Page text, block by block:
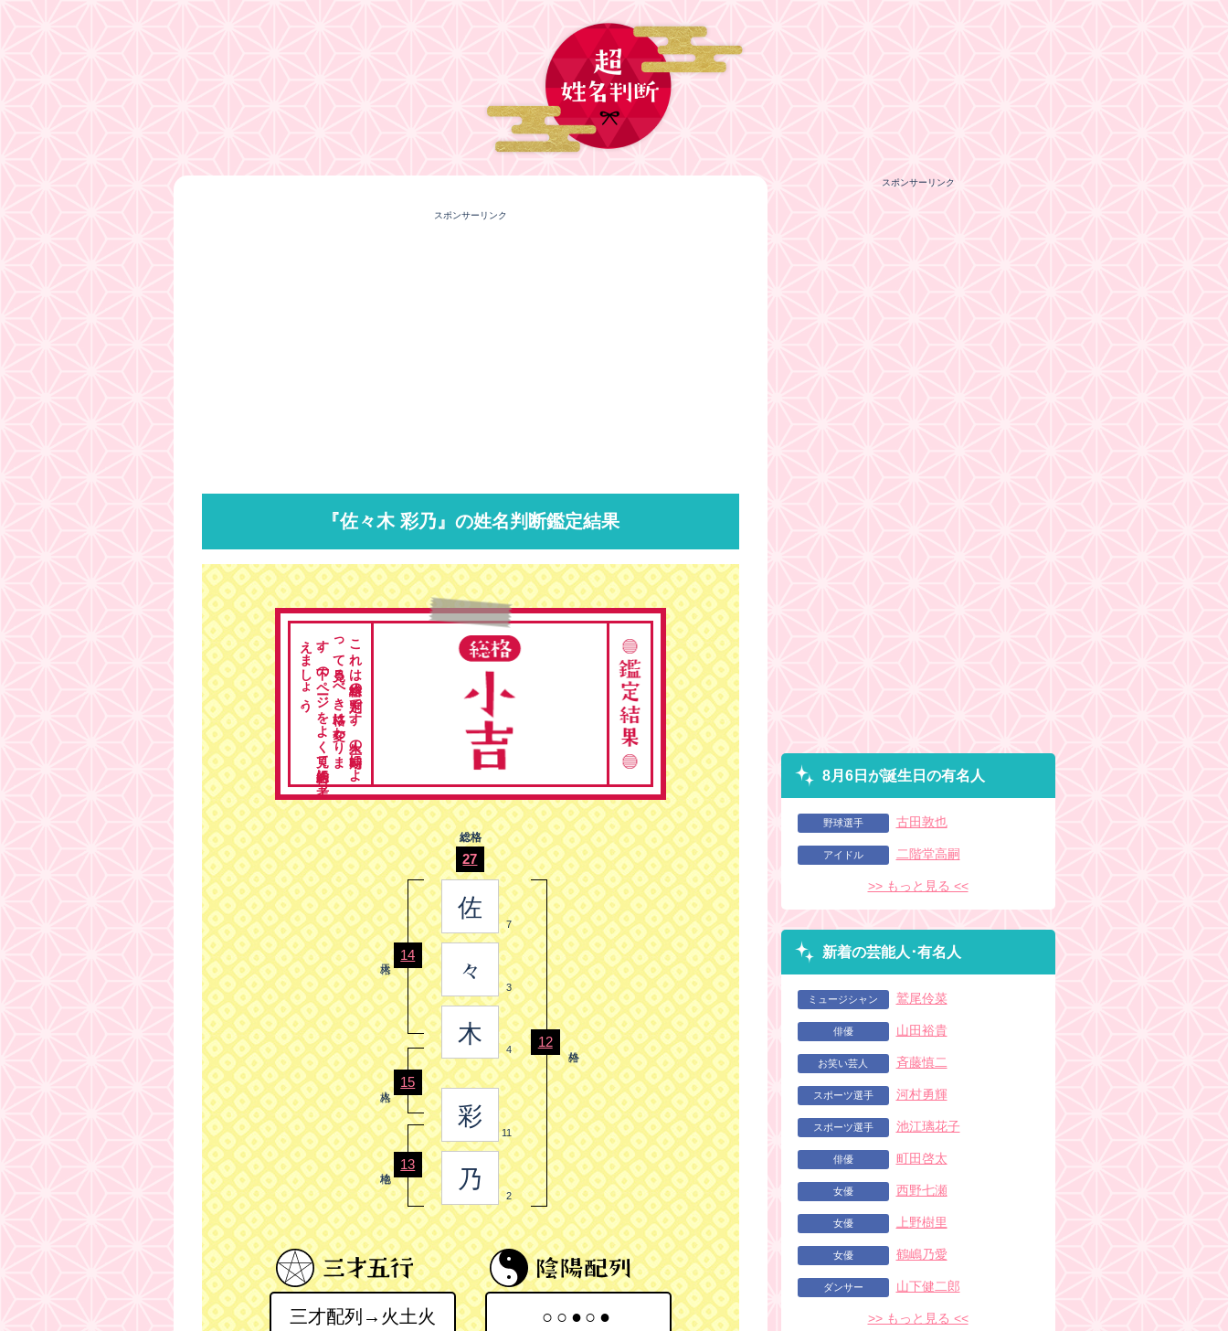
スポンサーリンク
『佐々木 彩乃』の姓名判断鑑定結果
こ
れ
は
総格の
判定で
す
。
人生の
時期に
よ
っ
て
見る
べ
き
格は
変わ
り
ま
す
。
下の
ペ
ージ
を
よ
く
見て
総合的に
考
え
ま
し
ょ
う
。
総格
27
佐
7
々
3
木
4
14
15
彩
11
乃
2
13
12
三才配列→火土火 ○○●○●
スポンサーリンク
8月6日が誕生日の有名人
野球選手 古田敦也
アイドル 二階堂高嗣
>> もっと見る <<
新着の芸能人･有名人
ミュージシャン 鷲尾伶菜
俳優 山田裕貴
お笑い芸人 斉藤慎二
スポーツ選手 河村勇輝
スポーツ選手 池江璃花子
俳優 町田啓太
女優 西野七瀬
女優 上野樹里
女優 鶴嶋乃愛
ダンサー 山下健二郎
>> もっと見る <<